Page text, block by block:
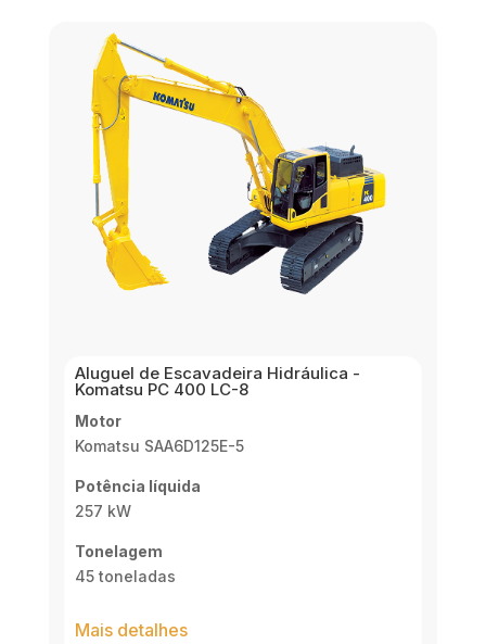
Aluguel de Escavadeira Hidráulica -
Komatsu PC 400 LC-8
Motor
Komatsu SAA6D125E-5
Potência líquida
257 kW
Tonelagem
45 toneladas
Mais detalhes